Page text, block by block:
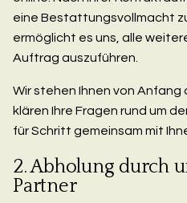
eine Bestattungsvollmacht
ermöglicht es uns, alle
Auftrag auszuführen.
Wir stehen Ihnen von Anfang
klären Ihre Fragen rund um
für Schritt gemeinsam mit
2. Abholung durch
Partner